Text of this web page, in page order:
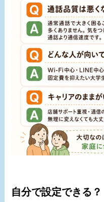
自分で設定できる？